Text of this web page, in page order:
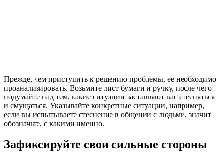
Прежде, чем приступить к решению проблемы, ее необходимо
проанализировать. Возьмите лист бумаги и ручку, после чего
подумайте над тем, какие ситуации заставляют вас стесняться
и смущаться. Указывайте конкретные ситуации, например,
если вы испытываете стеснение в общении с людьми, значит
обозначьте, с какими именно.
Зафиксируйте свои сильные стороны